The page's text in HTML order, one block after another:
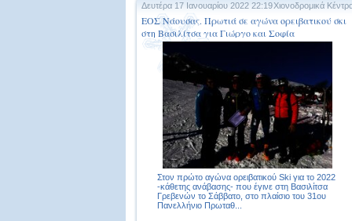
Δευτέρα 17 Ιανουαρίου 2022 22:19Χιονοδρομικά
ΕΟΣ Νάουσας. Πρωτιά σε αγώνα ορειβατικού σκι
στη Βασιλίτσα για Γιώργο και Σοφία
Στον πρώτο αγώνα ορειβατικού Ski για το 2022
-κάθετης ανάβασης- που έγινε στη Βασιλίτσα
Γρεβενών το Σάββατο, στο πλαίσιο του 31ου
Πανελλήνιο Πρωταθ...